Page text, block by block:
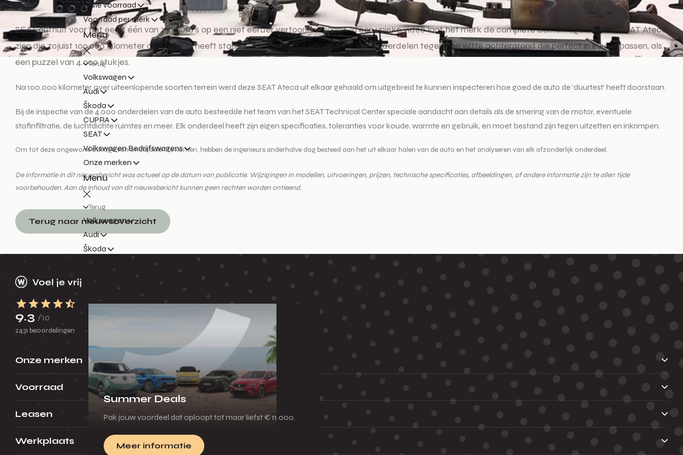
Actie voorraad
Voorraad per merk
Menu
Terug
Volkswagen
Audi
Škoda
CUPRA
SEAT
Volkswagen Bedrijfswagens
Onze merken
Menu
Terug
Volkswagen
Audi
Škoda
Summer Deals
Pak jouw voordeel dat oploopt tot maar liefst € 11.000.
Meer informatie
SEAT onthult voor het eerst één van zijn auto’s op een niet eerder vertoonde manier. In een unieke video laat het merk de complete demontage van een SEAT Ateca
zien die zojuist 100.000 kilometer op de teller heeft staan. Het resultaat is een collage van onderdelen tegen een witte achtergrond die perfect in elkaar passen, als
een puzzel van 4.000 stukjes.
Na 100.000 kilometer over uiteenlopende soorten terrein werd deze SEAT Ateca uit elkaar gehaald om uitgebreid te kunnen inspecteren hoe goed de auto de ‘duurtest’ heeft doorstaan.
Bij de inspectie van de 4.000 onderdelen van de auto besteedde het team van het SEAT Technical Center speciale aandacht aan details als de smering van de motor, eventuele
stofinfiltratie, de luchtdichte ruimtes en meer. Elk onderdeel heeft zijn eigen specificaties, toleranties voor koude, warmte en gebruik, en moet bestand zijn tegen uitzetten en inkrimpen.
Om tot deze ongewone collage van onderdelen te komen, hebben de ingenieurs anderhalve dag besteed aan het uit elkaar halen van de auto en het analyseren van elk afzonderlijk onderdeel.
De informatie in dit nieuwsbericht was actueel op de datum van publicatie. Wijzigingen in modellen, uitvoeringen, prijzen, technische specificaties, afbeeldingen, of andere informatie zijn te allen tijde
voorbehouden. Aan de inhoud van dit nieuwsbericht kunnen geen rechten worden ontleend.
Terug naar nieuwsoverzicht
9.3 /10
2431 beoordelingen
Onze merken
Voorraad
Leasen
Werkplaats